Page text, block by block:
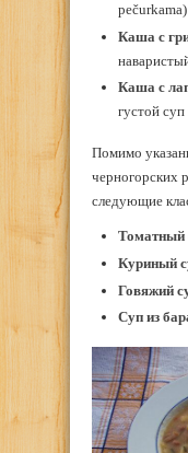
Каша с
Каша с
густой
Помимо
черногорских
следующие
Томатный
Куриный
Говяжий
Суп из